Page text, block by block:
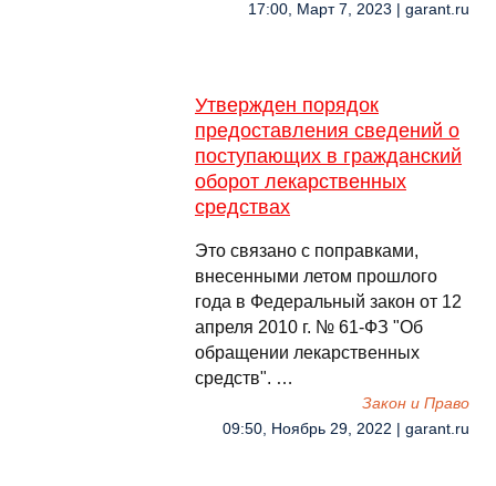
17:00, Март 7, 2023 | garant.ru
Утвержден порядок
предоставления сведений о
поступающих в гражданский
оборот лекарственных
средствах
Это связано с поправками,
внесенными летом прошлого
года в Федеральный закон от 12
апреля 2010 г. № 61-ФЗ "Об
обращении лекарственных
средств". …
Закон и Право
09:50, Ноябрь 29, 2022 | garant.ru